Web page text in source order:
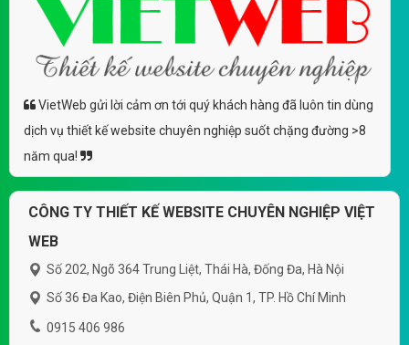
VietWeb gửi lời cảm ơn tới quý khách hàng đã luôn tin dùng
dịch vụ thiết kế website chuyên nghiệp suốt chặng đường >8
năm qua!
CÔNG TY THIẾT KẾ WEBSITE CHUYÊN NGHIỆP VIỆT
WEB
Số 202, Ngõ 364 Trung Liệt, Thái Hà, Đống Đa, Hà Nội
Số 36 Đa Kao, Điện Biên Phủ, Quận 1, TP. Hồ Chí Minh
0915 406 986